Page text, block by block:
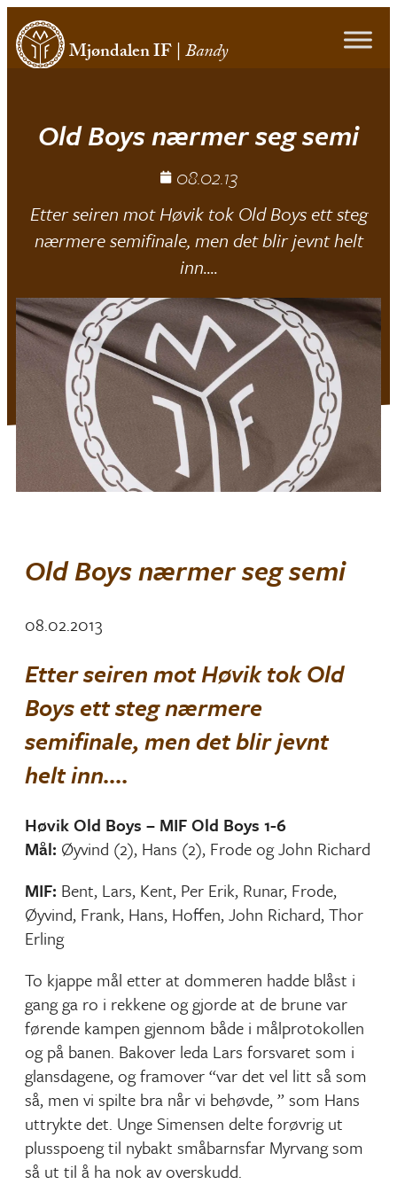
Mjøndalen IF|Bandy
Old Boys nærmer seg semi
08.02.13
Etter seiren mot Høvik tok Old Boys ett steg
nærmere semifinale, men det blir jevnt helt
inn....
Old Boys nærmer seg semi
08.02.2013
Etter seiren mot Høvik tok Old
Boys ett steg nærmere
semifinale, men det blir jevnt
helt inn….
Høvik Old Boys – MIF Old Boys 1-6
Mål: Øyvind (2), Hans (2), Frode og John Richard
MIF: Bent, Lars, Kent, Per Erik, Runar, Frode,
Øyvind, Frank, Hans, Hoffen, John Richard, Thor
Erling
To kjappe mål etter at dommeren hadde blåst i
gang ga ro i rekkene og gjorde at de brune var
førende kampen gjennom både i målprotokollen
og på banen. Bakover leda Lars forsvaret som i
glansdagene, og framover “var det vel litt så som
så, men vi spilte bra når vi behøvde, ” som Hans
uttrykte det. Unge Simensen delte forøvrig ut
plusspoeng til nybakt småbarnsfar Myrvang som
så ut til å ha nok av overskudd.